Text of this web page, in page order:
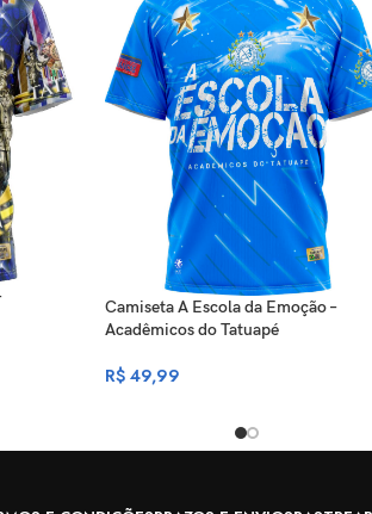
Camiseta A Escola da Emoção –
Acadêmicos do Tatuapé
R$ 49,99